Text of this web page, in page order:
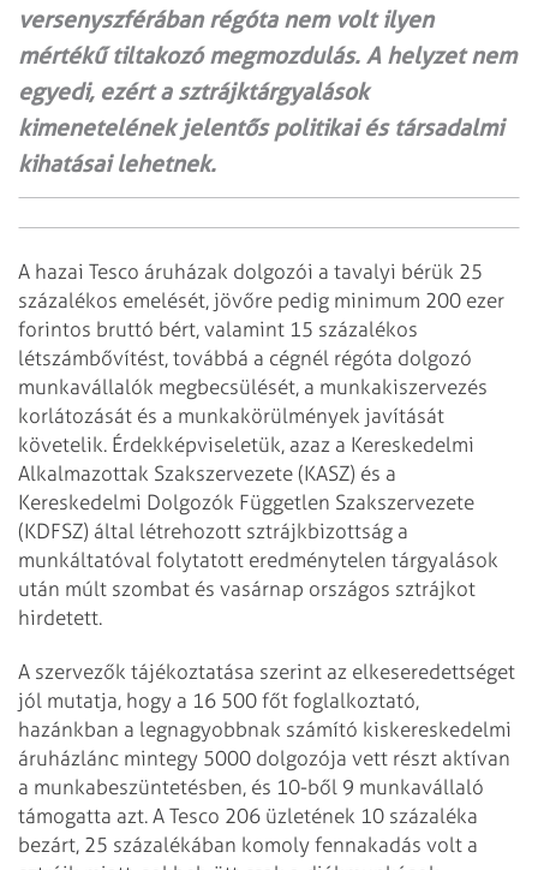
versenyszférában régóta nem volt ilyen
mértékű tiltakozó megmozdulás. A helyzet nem
egyedi, ezért a sztrájktárgyalások
kimenetelének jelentős politikai és társadalmi
kihatásai lehetnek.
A hazai Tesco áruházak dolgozói a tavalyi bérük 25
százalékos emelését, jövőre pedig minimum 200 ezer
forintos bruttó bért, valamint 15 százalékos
létszámbővítést, továbbá a cégnél rég­óta dolgozó
munkavállalók megbecsülését, a munkakiszervezés
korlátozását és a munkakörülmények javítását
követelik. Érdekképviseletük, azaz a Kereskedelmi
Alkalmazottak Szakszervezete (KASZ) és a
Kereskedelmi Dolgozók Független Szakszervezete
(KDFSZ) által létrehozott sztrájkbizottság a
munkáltatóval folytatott eredménytelen tárgyalások
után múlt szombat és vasárnap országos sztrájkot
hirdetett.
A szervezők tájékoztatása szerint az elkeseredettséget
jól mutatja, hogy a 16 500 főt foglalkoztató,
hazánkban a legnagyobbnak számító kiskereskedelmi
áruházlánc mintegy 5000 dolgozója vett részt aktívan
a munkabeszüntetésben, és 10-ből 9 munkavállaló
támogatta azt. A Tesco 206 üzletének 10 százaléka
bezárt, 25 százalékában komoly fennakadás volt a